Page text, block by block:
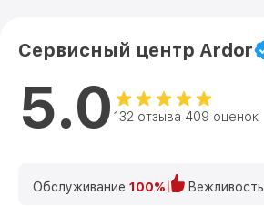
Сервисный центр Ardor
5.0 132 отзыва 409 оценок
Обслуживание 100%